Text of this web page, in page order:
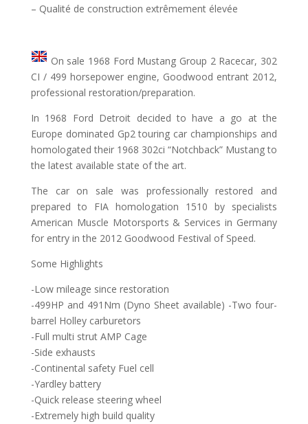
– Qualité de construction extrêmement élevée
On sale 1968 Ford Mustang Group 2 Racecar, 302
CI / 499 horsepower engine, Goodwood entrant 2012,
professional restoration/preparation.
In 1968 Ford Detroit decided to have a go at the
Europe dominated Gp2 touring car championships and
homologated their 1968 302ci “Notchback” Mustang to
the latest available state of the art.
The car on sale was professionally restored and
prepared to FIA homologation 1510 by specialists
American Muscle Motorsports & Services in Germany
for entry in the 2012 Goodwood Festival of Speed.
Some Highlights
-Low mileage since restoration
-499HP and 491Nm (Dyno Sheet available) -Two four-
barrel Holley carburetors
-Full multi strut AMP Cage
-Side exhausts
-Continental safety Fuel cell
-Yardley battery
-Quick release steering wheel
-Extremely high build quality